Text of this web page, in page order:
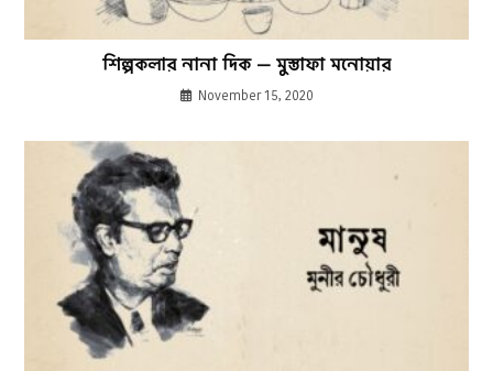
শিল্পকলার নানা দিক — মুস্তাফা মনোয়ার
November 15, 2020